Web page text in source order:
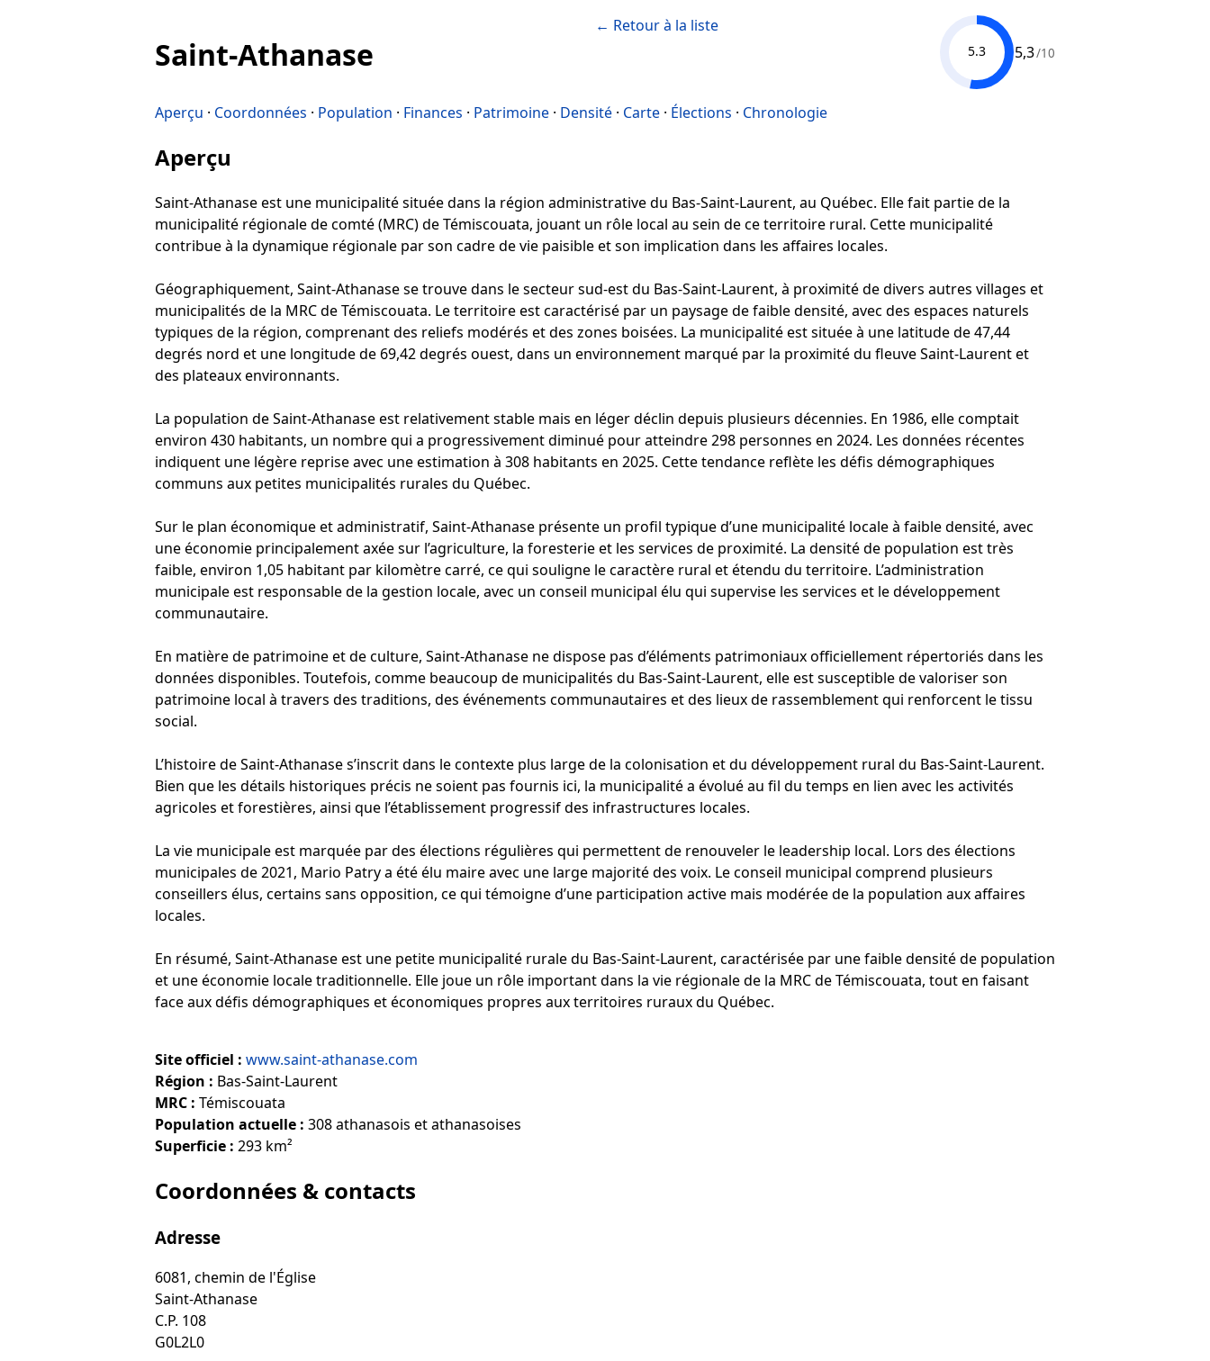
Saint-Athanase
← Retour à la liste
5.3 5,3/10
Aperçu · Coordonnées · Population · Finances · Patrimoine · Densité · Carte · Élections · Chronologie
Aperçu
Saint-Athanase est une municipalité située dans la région administrative du Bas-Saint-Laurent, au Québec. Elle fait partie de la
municipalité régionale de comté (MRC) de Témiscouata, jouant un rôle local au sein de ce territoire rural. Cette municipalité
contribue à la dynamique régionale par son cadre de vie paisible et son implication dans les affaires locales.
Géographiquement, Saint-Athanase se trouve dans le secteur sud-est du Bas-Saint-Laurent, à proximité de divers autres villages et
municipalités de la MRC de Témiscouata. Le territoire est caractérisé par un paysage de faible densité, avec des espaces naturels
typiques de la région, comprenant des reliefs modérés et des zones boisées. La municipalité est située à une latitude de 47,44
degrés nord et une longitude de 69,42 degrés ouest, dans un environnement marqué par la proximité du fleuve Saint-Laurent et
des plateaux environnants.
La population de Saint-Athanase est relativement stable mais en léger déclin depuis plusieurs décennies. En 1986, elle comptait
environ 430 habitants, un nombre qui a progressivement diminué pour atteindre 298 personnes en 2024. Les données récentes
indiquent une légère reprise avec une estimation à 308 habitants en 2025. Cette tendance reflète les défis démographiques
communs aux petites municipalités rurales du Québec.
Sur le plan économique et administratif, Saint-Athanase présente un profil typique d’une municipalité locale à faible densité, avec
une économie principalement axée sur l’agriculture, la foresterie et les services de proximité. La densité de population est très
faible, environ 1,05 habitant par kilomètre carré, ce qui souligne le caractère rural et étendu du territoire. L’administration
municipale est responsable de la gestion locale, avec un conseil municipal élu qui supervise les services et le développement
communautaire.
En matière de patrimoine et de culture, Saint-Athanase ne dispose pas d’éléments patrimoniaux officiellement répertoriés dans les
données disponibles. Toutefois, comme beaucoup de municipalités du Bas-Saint-Laurent, elle est susceptible de valoriser son
patrimoine local à travers des traditions, des événements communautaires et des lieux de rassemblement qui renforcent le tissu
social.
L’histoire de Saint-Athanase s’inscrit dans le contexte plus large de la colonisation et du développement rural du Bas-Saint-Laurent.
Bien que les détails historiques précis ne soient pas fournis ici, la municipalité a évolué au fil du temps en lien avec les activités
agricoles et forestières, ainsi que l’établissement progressif des infrastructures locales.
La vie municipale est marquée par des élections régulières qui permettent de renouveler le leadership local. Lors des élections
municipales de 2021, Mario Patry a été élu maire avec une large majorité des voix. Le conseil municipal comprend plusieurs
conseillers élus, certains sans opposition, ce qui témoigne d’une participation active mais modérée de la population aux affaires
locales.
En résumé, Saint-Athanase est une petite municipalité rurale du Bas-Saint-Laurent, caractérisée par une faible densité de population
et une économie locale traditionnelle. Elle joue un rôle important dans la vie régionale de la MRC de Témiscouata, tout en faisant
face aux défis démographiques et économiques propres aux territoires ruraux du Québec.
Site officiel : www.saint-athanase.com
Région : Bas-Saint-Laurent
MRC : Témiscouata
Population actuelle : 308 athanasois et athanasoises
Superficie : 293 km²
Coordonnées & contacts
Adresse
6081, chemin de l'Église
Saint-Athanase
C.P. 108
G0L2L0